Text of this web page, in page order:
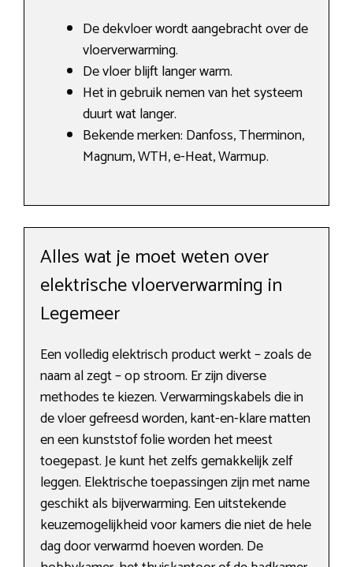
De dekvloer wordt aangebracht over de
vloerverwarming.
De vloer blijft langer warm.
Het in gebruik nemen van het systeem
duurt wat langer.
Bekende merken: Danfoss, Therminon,
Magnum, WTH, e-Heat, Warmup.
Alles wat je moet weten over
elektrische vloerverwarming in
Legemeer
Een volledig elektrisch product werkt – zoals de
naam al zegt – op stroom. Er zijn diverse
methodes te kiezen. Verwarmingskabels die in
de vloer gefreesd worden, kant-en-klare matten
en een kunststof folie worden het meest
toegepast. Je kunt het zelfs gemakkelijk zelf
leggen. Elektrische toepassingen zijn met name
geschikt als bijverwarming. Een uitstekende
keuzemogelijkheid voor kamers die niet de hele
dag door verwarmd hoeven worden. De